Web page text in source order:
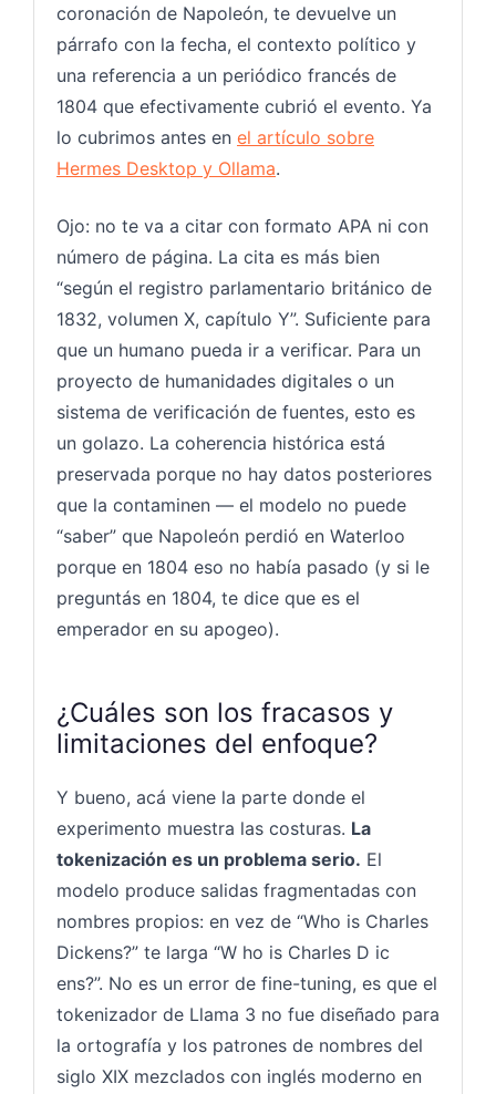
coronación de Napoleón, te devuelve un
párrafo con la fecha, el contexto político y
una referencia a un periódico francés de
1804 que efectivamente cubrió el evento. Ya
lo cubrimos antes en el artículo sobre
Hermes Desktop y Ollama.
Ojo: no te va a citar con formato APA ni con
número de página. La cita es más bien
“según el registro parlamentario británico de
1832, volumen X, capítulo Y”. Suficiente para
que un humano pueda ir a verificar. Para un
proyecto de humanidades digitales o un
sistema de verificación de fuentes, esto es
un golazo. La coherencia histórica está
preservada porque no hay datos posteriores
que la contaminen — el modelo no puede
“saber” que Napoleón perdió en Waterloo
porque en 1804 eso no había pasado (y si le
preguntás en 1804, te dice que es el
emperador en su apogeo).
¿Cuáles son los fracasos y
limitaciones del enfoque?
Y bueno, acá viene la parte donde el
experimento muestra las costuras. La
tokenización es un problema serio. El
modelo produce salidas fragmentadas con
nombres propios: en vez de “Who is Charles
Dickens?” te larga “W ho is Charles D ic
ens?”. No es un error de fine-tuning, es que el
tokenizador de Llama 3 no fue diseñado para
la ortografía y los patrones de nombres del
siglo XIX mezclados con inglés moderno en